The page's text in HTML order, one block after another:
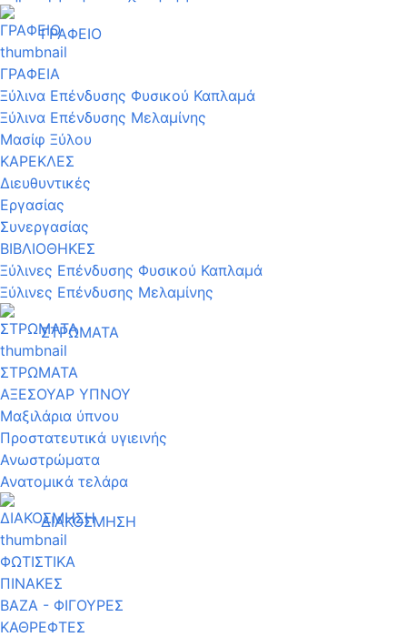
ΓΡΑΦΕΙΟ
ΓΡΑΦΕΙΑ
Ξύλινα Επένδυσης Φυσικού Καπλαμά
Ξύλινα Επένδυσης Μελαμίνης
Μασίφ Ξύλου
ΚΑΡΕΚΛΕΣ
Διευθυντικές
Εργασίας
Συνεργασίας
ΒΙΒΛΙΟΘΗΚΕΣ
Ξύλινες Επένδυσης Φυσικού Καπλαμά
Ξύλινες Επένδυσης Μελαμίνης
ΣΤΡΩΜΑΤΑ
ΣΤΡΩΜΑΤΑ
ΑΞΕΣΟΥΑΡ ΥΠΝΟΥ
Μαξιλάρια ύπνου
Προστατευτικά υγιεινής
Ανωστρώματα
Ανατομικά τελάρα
ΔΙΑΚΟΣΜΗΣΗ
ΦΩΤΙΣΤΙΚΑ
ΠΙΝΑΚΕΣ
ΒΑΖΑ - ΦΙΓΟΥΡΕΣ
ΚΑΘΡΕΦΤΕΣ